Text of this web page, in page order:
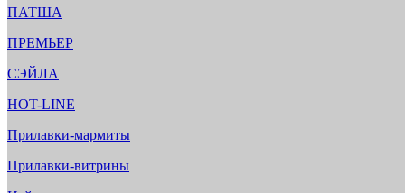
ПАТША
ПРЕМЬЕР
СЭЙЛА
HOT-LINE
Прилавки-мармиты
Прилавки-витрины